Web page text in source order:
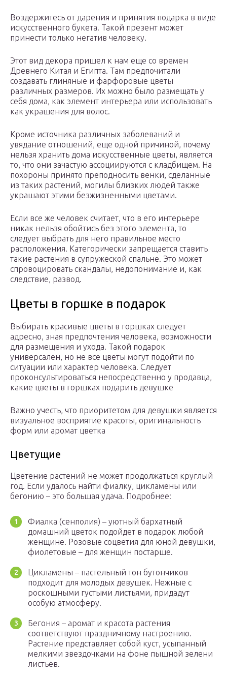
Воздержитесь от дарения и принятия подарка в виде
искусственного букета. Такой презент может
принести только негатив человеку.
Этот вид декора пришел к нам еще со времен
Древнего Китая и Египта. Там предпочитали
создавать глиняные и фарфоровые цветы
различных размеров. Их можно было размещать у
себя дома, как элемент интерьера или использовать
как украшения для волос.
Кроме источника различных заболеваний и
увядание отношений, еще одной причиной, почему
нельзя хранить дома искусственные цветы, является
то, что они зачастую ассоциируются с кладбищем. На
похороны принято преподносить венки, сделанные
из таких растений, могилы близких людей также
украшают этими безжизненными цветами.
Если все же человек считает, что в его интерьере
никак нельзя обойтись без этого элемента, то
следует выбрать для него правильное место
расположения. Категорически запрещается ставить
такие растения в супружеской спальне. Это может
спровоцировать скандалы, недопонимание и, как
следствие, развод.
Цветы в горшке в подарок
Выбирать красивые цветы в горшках следует
адресно, зная предпочтения человека, возможности
для размещения и ухода. Такой подарок
универсален, но не все цветы могут подойти по
ситуации или характер человека. Следует
проконсультироваться непосредственно у продавца,
какие цветы в горшках подарить девушке
Важно учесть, что приоритетом для девушки является
визуальное восприятие красоты, оригинальность
форм или аромат цветка
Цветущие
Цветение растений не может продолжаться круглый
год. Если удалось найти фиалку, цикламены или
бегонию – это большая удача. Подробнее:
Фиалка (сенполия) – уютный бархатный
домашний цветок подойдет в подарок любой
женщине. Розовые соцветия для юной девушки,
фиолетовые – для женщин постарше.
Цикламены – пастельный тон бутончиков
подходит для молодых девушек. Нежные с
роскошными густыми листьями, придадут
особую атмосферу.
Бегония – аромат и красота растения
соответствуют праздничному настроению.
Растение представляет собой куст, усыпанный
мелкими звездочками на фоне пышной зелени
листьев.